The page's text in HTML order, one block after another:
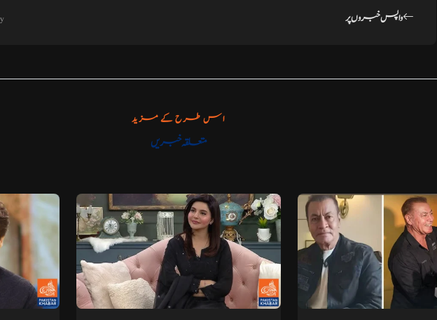
واپس خبروں پر
اس طرح کے مزید
متعلقہ خبریں